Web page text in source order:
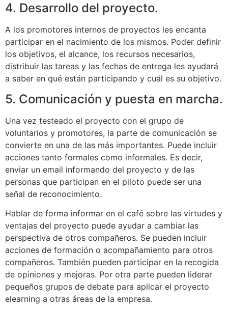
4. Desarrollo del proyecto.
A los promotores internos de proyectos les encanta
participar en el nacimiento de los mismos. Poder definir
los objetivos, el alcance, los recursos necesarios,
distribuir las tareas y las fechas de entrega les ayudará
a saber en qué están participando y cuál es su objetivo.
5. Comunicación y puesta en marcha.
Una vez testeado el proyecto con el grupo de
voluntarios y promotores, la parte de comunicación se
convierte en una de las más importantes. Puede incluir
acciones tanto formales como informales. Es decir,
enviar un email informando del proyecto y de las
personas que participan en el piloto puede ser una
señal de reconocimiento.
Hablar de forma informar en el café sobre las virtudes y
ventajas del proyecto puede ayudar a cambiar las
perspectiva de otros compañeros. Se pueden incluir
acciones de formación o acompañamiento para otros
compañeros. También pueden participar en la recogida
de opiniones y mejoras. Por otra parte pueden liderar
pequeños grupos de debate para aplicar el proyecto
elearning a otras áreas de la empresa.